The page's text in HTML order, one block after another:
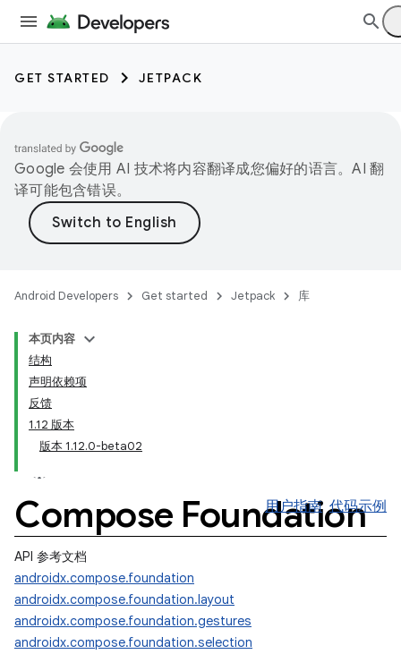
GET STARTED JETPACK
Google 会使用 AI 技术将内容翻译成您偏好的语言。AI 翻
译可能包含错误。
Android Developers Get started Jetpack 库
本页内容
结构
声明依赖项
反馈
1.12 版本
版本 1.12.0-beta02
Compose Foundation
用户指南 代码示例
API 参考文档
androidx.compose.foundation
androidx.compose.foundation.layout
androidx.compose.foundation.gestures
androidx.compose.foundation.selection